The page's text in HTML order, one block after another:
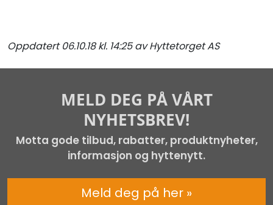
Oppdatert 06.10.18 kl. 14:25 av Hyttetorget AS
MELD DEG PÅ VÅRT
NYHETSBREV!
Motta gode tilbud, rabatter, produktnyheter,
informasjon og hyttenytt.
Meld deg på her »